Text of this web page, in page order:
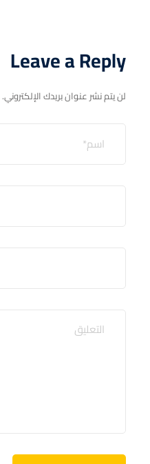
Leave a Reply
لن يتم نشر عنوان بريدك الإلكتروني.